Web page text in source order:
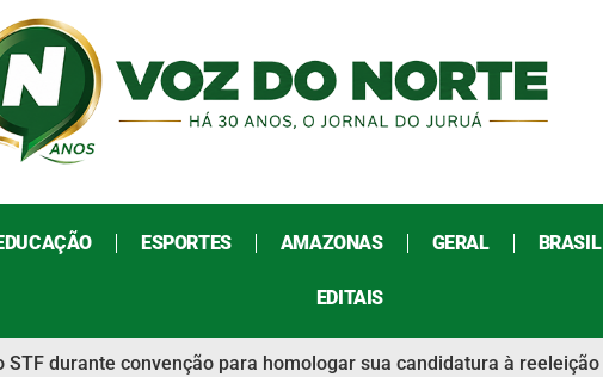
ESPORTES AMAZONAS GERAL BRASIL
EDITAIS
durante convenção para homologar sua candidatura à reeleição